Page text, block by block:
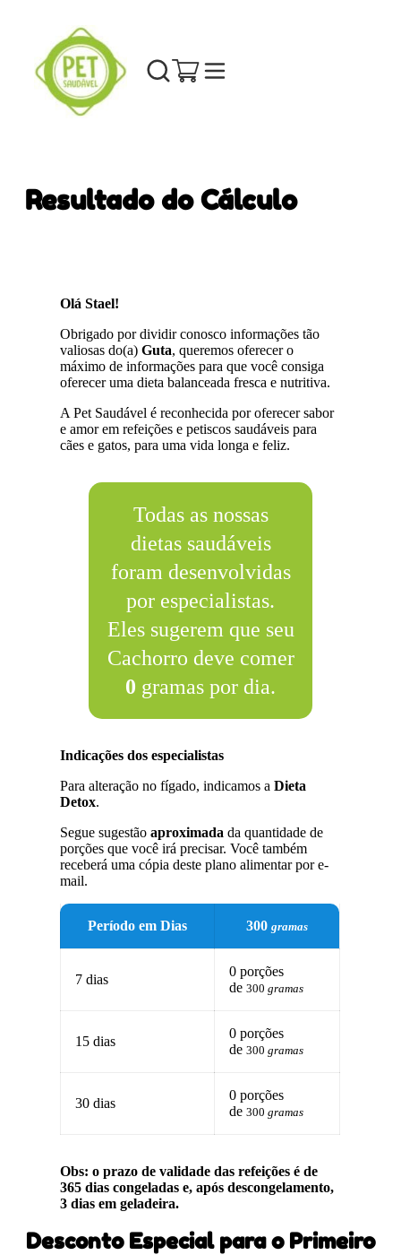
Resultado do Cálculo
Olá Stael!
Obrigado por dividir conosco informações tão
valiosas do(a)Guta, queremos oferecer o
máximo de informações para que você consiga
oferecer uma dieta balanceada fresca e nutritiva.
A Pet Saudável é reconhecida por oferecer sabor
e amor em refeições e petiscos saudáveis para
cães e gatos, para uma vida longa e feliz.
Todas as nossas
dietas saudáveis
foram desenvolvidas
por especialistas.
Eles sugerem que seu
Cachorro deve comer
0 gramas por dia.
Indicações dos especialistas
Para alteração no fígado, indicamos aDieta
Detox.
Segue sugestãoaproximada da quantidade de
porções que você irá precisar. Você também
receberá uma cópia deste plano alimentar por e-
mail.
Período em Dias 300gramas
7 dias
0 porções
de300gramas
15 dias
0 porções
de300gramas
30 dias
0 porções
de300gramas
Obs: o prazo de validade das refeições é de
365 dias congeladas e, após descongelamento,
3 dias em geladeira.
Desconto Especial para o Primeiro